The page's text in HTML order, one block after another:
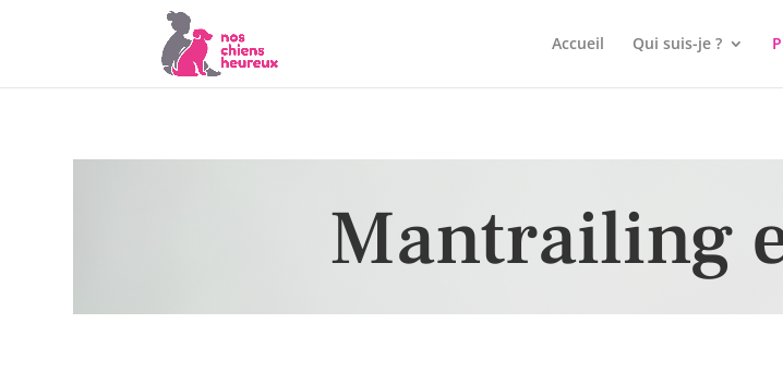
Accueil Qui suis-je ?
Mantrailing